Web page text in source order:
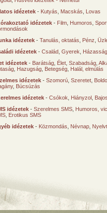
idézetek - Kutyás Macskás
Lovas
idézetek - Film Humoros
idézetek - Tanulás, oktatás Pénz
idézetek - Család Gyerek
idézetek - Barátság Élet Szabadság
Hazugság Betegség Halál, elmúlás
idézetek - Szomorú Szeretet
, Búcsúzás
idézetek - Csókok Hiányzol
idézetek - Szerelmes SMS Humoros,
Erotikus SMS
idézetek - Közmondás Névnap